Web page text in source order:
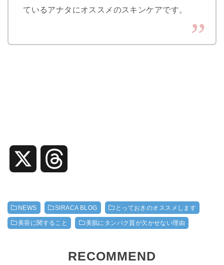
ているアナタにオススメのスキンケアです。
r
NEWS SIRACA BLOG とっておきのオススメします
美容に関すること 美肌にタンパク質が欠かせない理由
RECOMMEND